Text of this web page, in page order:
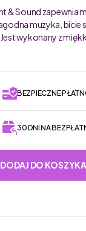
& Sound
muzyka, bicie
wykonany z
BEZPIECZNE
30 DNI NA
DODAJ DO KOSZYKA